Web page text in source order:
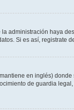
administración haya
Si es así, registrate
en inglés)
de guardia